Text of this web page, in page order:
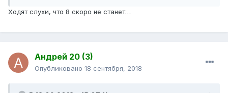
Ходят слухи, что 8 скоро не станет…
Андрей 20 (3)
Опубликовано 18 сентября, 2018